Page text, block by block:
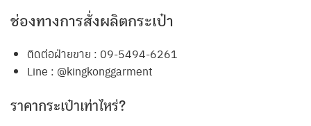
ช่องทางการสั่งผลิตกระเป๋า
ติดต่อฝ่ายขาย : 09-5494-6261
Line : @kingkonggarment
ราคากระเป๋าเท่าไหร่?